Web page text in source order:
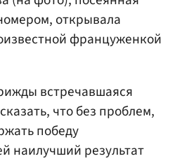
открывала
француженкой
встречавшаяся
что без проблем,
победу
наилучший результат